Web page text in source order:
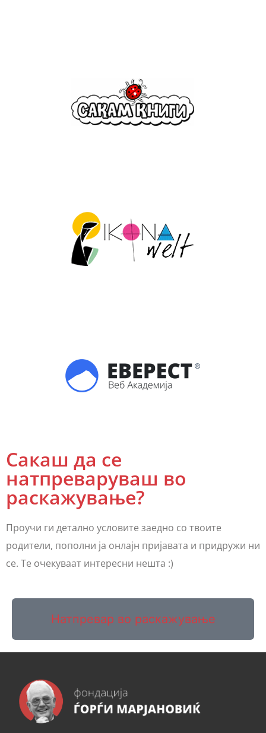
Сакаш да се
натпреваруваш во
раскажување?
Проучи ги детално условите заедно со твоите
родители, пополни ја онлајн пријавата и придружи ни
се. Те очекуваат интересни нешта :)
Натпревар во раскажување